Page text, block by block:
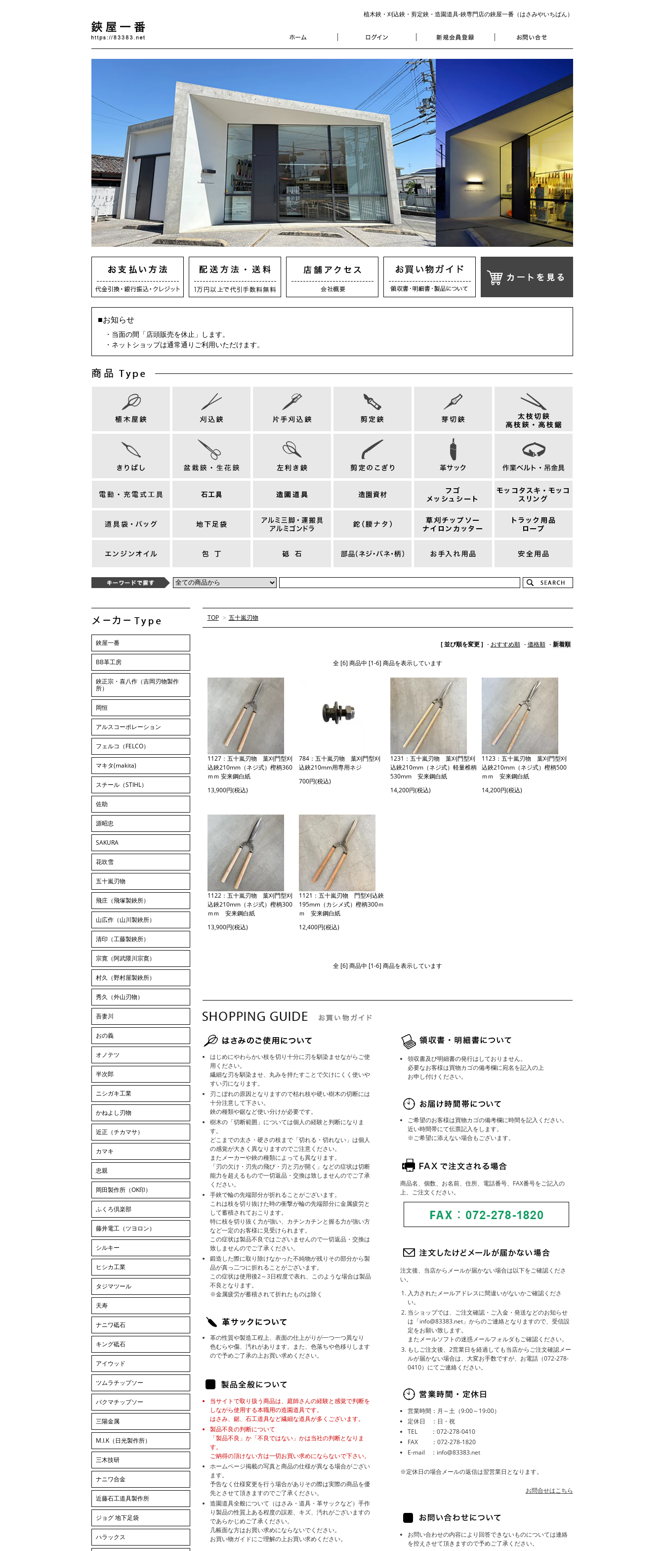
植木鋏・刈込鋏・剪定鋏・造園道具‐鋏専門店の鋏屋一番（はさみやいちばん）
■お知らせ
・当面の間「店頭販売を休止」します。
・ネットショップは通常通りご利用いただけます。
TOP > 五十嵐刃物
[ 並び順を変更 ] - おすすめ順 -価格順 -新着順
全 [6] 商品中 [1-6] 商品を表示しています
1127：五十嵐刃物 葉刈門型刈
込鋏210mm（ネジ式）樫柄360
ｍｍ 安来鋼白紙
13,900円(税込)
784：五十嵐刃物 葉刈門型刈
込鋏210mm用専用ネジ
700円(税込)
1231：五十嵐刃物 葉刈門型刈
込鋏210mm（ネジ式）軽量椎柄
530mm 安来鋼白紙
14,200円(税込)
1123：五十嵐刃物 葉刈門型刈
込鋏210mm（ネジ式）樫柄500
ｍｍ 安来鋼白紙
14,200円(税込)
1122：五十嵐刃物 葉刈門型刈
込鋏210mm（ネジ式）樫柄300
ｍｍ 安来鋼白紙
13,900円(税込)
1121：五十嵐刃物 門型刈込鋏
195mm（カシメ式）樫柄300ｍ
ｍ 安来鋼白紙
12,400円(税込)
全 [6] 商品中 [1-6] 商品を表示しています
はじめにやわらかい枝を切り十分に刃を馴染ませながらご使
用ください。
繊細な刃を馴染ませ、丸みを持たすことで欠けにくく使いや
すい刃になります。
刃こぼれの原因となりますので枯れ枝や硬い樹木の切断には
十分注意して下さい。
鋏の種類や鋸など使い分けが必要です。
樹木の「切断範囲」については個人の経験と判断になりま
す。
どこまでの太さ・硬さの枝まで「切れる・切れない」は個人
の感覚が大きく異なりますのでご注意ください。
またメーカーや鋏の種類によっても異なります。
「刃の欠け・刃先の飛び・刃と刃が開く」などの症状は切断
能力を超えるもので一切返品・交換は致しませんのでご了承
ください。
手鋏で輪の先端部分が折れることがございます。
これは枝を切り抜けた時の衝撃が輪の先端部分に金属疲労と
して蓄積されておこります。
特に枝を切り抜く力が強い、カチンカチンと握る力が強い方
など一定のお客様に見受けられます。
この症状は製品不良ではございませんので一切返品・交換は
致しませんのでご了承ください。
鍛造した際に取り除けなかった不純物が残りその部分から製
品が真っ二つに折れることがございます。
この症状は使用後2～3日程度で表れ、このような場合は製品
不良となります。
※金属疲労が蓄積されて折れたものは除く
革の性質や製造工程上、表面の仕上がりが一つ一つ異なり
色むらや傷、汚れがあります。また、色落ちや色移りします
ので予めご了承の上お買い求めください。
当サイトで取り扱う商品は、庭師さんの経験と感覚で判断を
しながら使用する本職用の造園道具です。
はさみ、鋸、石工道具など繊細な道具が多くございます。
製品不良の判断について
「製品不良」か「不良ではない」かは当社の判断となりま
す。
ご納得の頂けない方は一切お買い求めにならないで下さい。
ホームページ掲載の写真と商品の仕様が異なる場合がござい
ます。
予告なく仕様変更を行う場合がありその際は実際の商品を優
先とさせて頂きますのでご了承ください。
造園道具全般について（はさみ・道具・革サックなど）手作
り製品の性質上ある程度の誤差、キズ、汚れがございますの
であらかじめご了承ください。
几帳面な方はお買い求めにならないでください。
お買い物ガイドにご理解の上お買い求めください。
領収書及び明細書の発行はしておりません。
必要なお客様は買物カゴの備考欄に宛名を記入の上
お申し付けください。
ご希望のお客様は買物カゴの備考欄に時間を記入ください。
近い時間帯にて伝票記入をします。
※ご希望に添えない場合もございます。
商品名、個数、お名前、住所、電話番号、FAX番号をご記入の
上、ご注文ください。
注文後、当店からメールが届かない場合は以下をご確認くださ
い。
入力されたメールアドレスに間違いがないかご確認くださ
い。
当ショップでは、ご注文確認・ご入金・発送などのお知らせ
は「info@83383.net」からのご連絡となりますので、受信設
定をお願い致します。
またメールソフトの迷惑メールフォルダもご確認ください。
もしご注文後、2営業日を経過しても当店からご注文確認メー
ルが届かない場合は、大変お手数ですが、お電話（072-278-
0410）にてご連絡ください。
営業時間：月～土（9:00～19:00）
定休日 ：日・祝
TEL ：072-278-0410
FAX ：072-278-1820
E-mail ：info@83383.net
※定休日の場合メールの返信は翌営業日となります。
お問合せはこちら
お問い合わせの内容により回答できないものについては連絡
を控えさせて頂きますので予めご了承ください。
鋏屋一番
BB革工房
鋏正宗・喜八作（吉岡刃物製作
所）
岡恒
アルスコーポレーション
フェルコ（FELCO）
マキタ(makita)
スチール（STIHL）
佐助
源昭忠
SAKURA
花吹雪
五十嵐刃物
飛庄（飛塚製鋏所）
山広作（山川製鋏所）
清印（工藤製鋏所）
宗寛（阿武隈川宗寛）
村久（野村屋製鋏所）
秀久（外山刃物）
吾妻川
おの義
オノテツ
半次郎
ニシガキ工業
かねよし刃物
近正（チカマサ）
カマキ
忠親
岡田製作所（OK印）
ふくろ倶楽部
藤井電工（ツヨロン）
シルキー
ヒシカ工業
タジマツール
天寿
ナニワ砥石
キング砥石
アイウッド
ツムラチップソー
バクマチップソー
三陽金属
M.I.K（日光製作所）
三木技研
ナニワ合金
近藤石工道具製作所
ジョグ 地下足袋
ハラックス